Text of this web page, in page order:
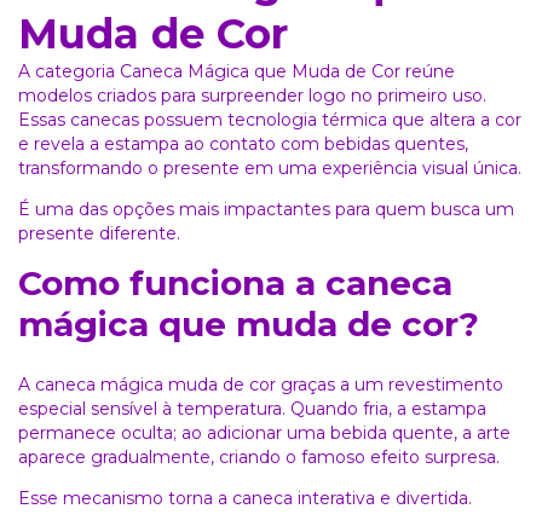
Muda de Cor
A categoria Caneca Mágica que Muda de Cor reúne
modelos criados para surpreender logo no primeiro uso.
Essas canecas possuem tecnologia térmica que altera a cor
e revela a estampa ao contato com bebidas quentes,
transformando o presente em uma experiência visual única.
É uma das opções mais impactantes para quem busca um
presente diferente.
Como funciona a caneca
mágica que muda de cor?
A caneca mágica muda de cor graças a um revestimento
especial sensível à temperatura. Quando fria, a estampa
permanece oculta; ao adicionar uma bebida quente, a arte
aparece gradualmente, criando o famoso efeito surpresa.
Esse mecanismo torna a caneca interativa e divertida.